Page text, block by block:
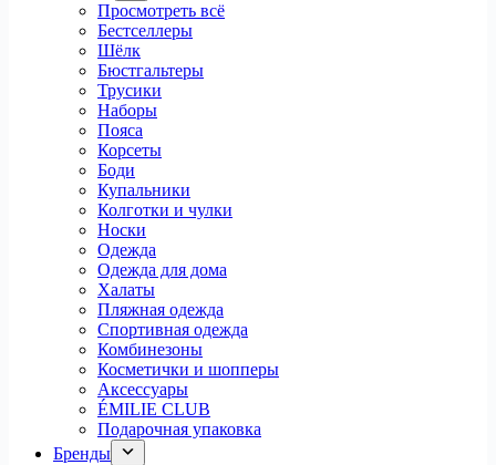
Просмотреть всё
Бестселлеры
Шёлк
Бюстгальтеры
Трусики
Наборы
Пояса
Корсеты
Боди
Купальники
Колготки и чулки
Носки
Одежда
Одежда для дома
Халаты
Пляжная одежда
Спортивная одежда
Комбинезоны
Косметички и шопперы
Аксессуары
ÉMILIE CLUB
Подарочная упаковка
Бренды